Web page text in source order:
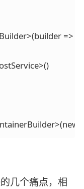
=>
几个痛点，相